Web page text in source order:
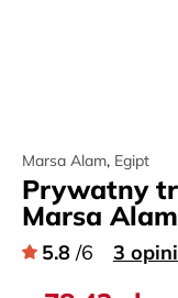
Marsa Alam, Egipt
Prywatny
Marsa
5.8 /6 3